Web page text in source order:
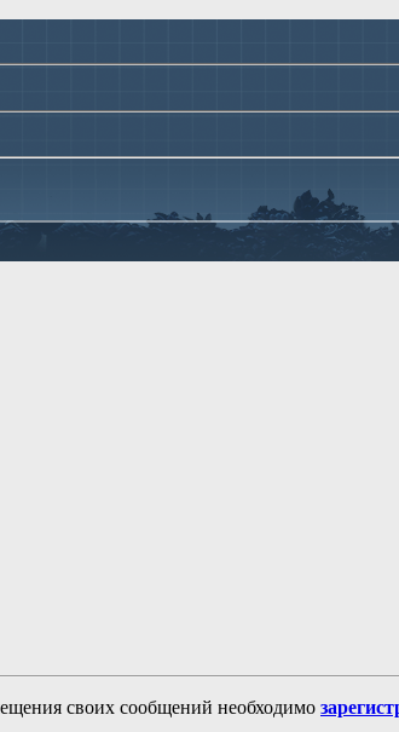
своих сообщений необходимо